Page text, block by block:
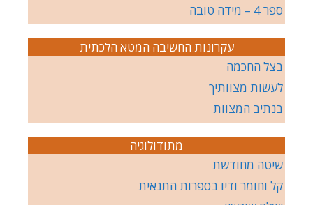
ספר 4 – מידה טובה
עקרונות החשיבה המטא הלכתית
בצל החכמה
לעשות מצוותיך
בנתיב המצוות
מתודולוגיה
שיטה מחודשת
קל וחומר ודיו בספרות התנאית